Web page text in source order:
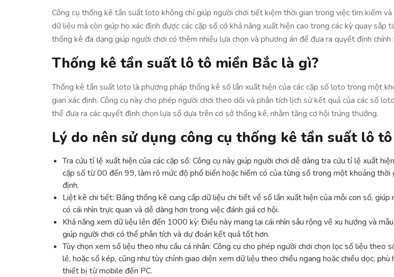
Công cụ thống kê tần suất loto không chỉ giúp người chơi tiết kiệm thời gian trong việc tìm kiếm và
dữ liệu mà còn giúp họ xác định được các cặp số có khả năng xuất hiện cao trong các kỳ quay sắp
thống kê đa dạng giúp người chơi có thêm nhiều lựa chọn và phương án để đưa ra quyết định chính
Thống kê tần suất lô tô miền Bắc là gì?
Thống kê tần suất loto là phương pháp thống kê số lần xuất hiện của các cặp số loto trong một
gian xác định. Công cụ này cho phép người chơi theo dõi và phân tích lịch sử kết quả của các số
thể đưa ra các quyết định chọn lựa số dựa trên cơ sở thống kê, nhằm tăng cơ hội trúng thưởng.
Lý do nên sử dụng công cụ thống kê tần suất lô tô
Tra cứu tỉ lệ xuất hiện của các cặp số: Công cụ này giúp người chơi dễ dàng tra cứu tỉ lệ xuất
cặp số từ 00 đến 99, làm rõ mức độ phổ biến hoặc hiếm có của từng số trong một khoảng thời
định.
Liệt kê chi tiết: Bảng thống kê cung cấp dữ liệu chi tiết về số lần xuất hiện của mỗi con số, giúp
có cái nhìn trực quan và dễ dàng hơn trong việc đánh giá cơ hội.
Khả năng xem dữ liệu lên đến 1000 kỳ: Điều này mang lại cái nhìn sâu rộng về xu hướng và
giúp người chơi có thể phân tích và dự đoán kết quả tốt hơn.
Tùy chọn xem số liệu theo nhu cầu cá nhân: Công cụ cho phép người chơi chọn lọc số liệu theo
lẻ, hoặc số kép, cũng như tùy chỉnh giao diện xem dữ liệu theo chiều ngang hoặc chiều dọc, phù
thiết bị từ mobile đến PC.